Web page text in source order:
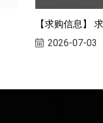
【求购信息】
2026-07-03